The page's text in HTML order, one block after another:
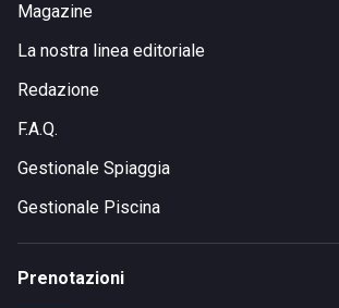
Magazine
La nostra linea editoriale
Redazione
F.A.Q.
Gestionale Spiaggia
Gestionale Piscina
Prenotazioni